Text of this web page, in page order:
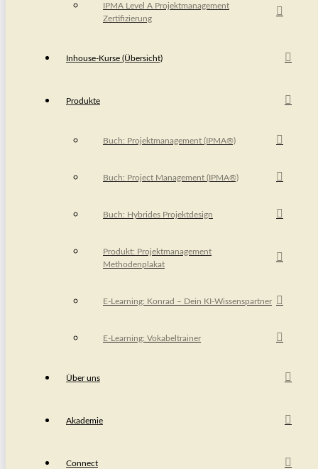
IPMA Level A Projektmanagement
Zertifizierung
Inhouse-Kurse (Übersicht)
Produkte
Buch: Projektmanagement (IPMA®)
Buch: Project Management (IPMA®)
Buch: Hybrides Projektdesign
Produkt: Projektmanagement
Methodenplakat
E-Learning: Konrad – Dein KI-Wissenspartner
E-Learning: Vokabeltrainer
Über uns
Akademie
Connect